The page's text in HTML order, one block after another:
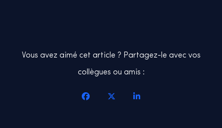
Vous avez aimé cet article ? Partagez-le avec vos
collègues ou amis :